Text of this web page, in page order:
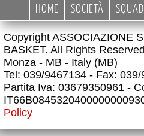
HOME SOCIETÀ
Copyright ASSOCIAZIONE
BASKET. All Rights
Monza - MB - Italy (MB)
Tel: 039/9467134 - Fax:
Partita Iva: 03679350961 -
Policy